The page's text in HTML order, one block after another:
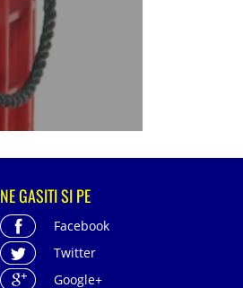
NE GASITI SI PE
Facebook
Twitter
Google+